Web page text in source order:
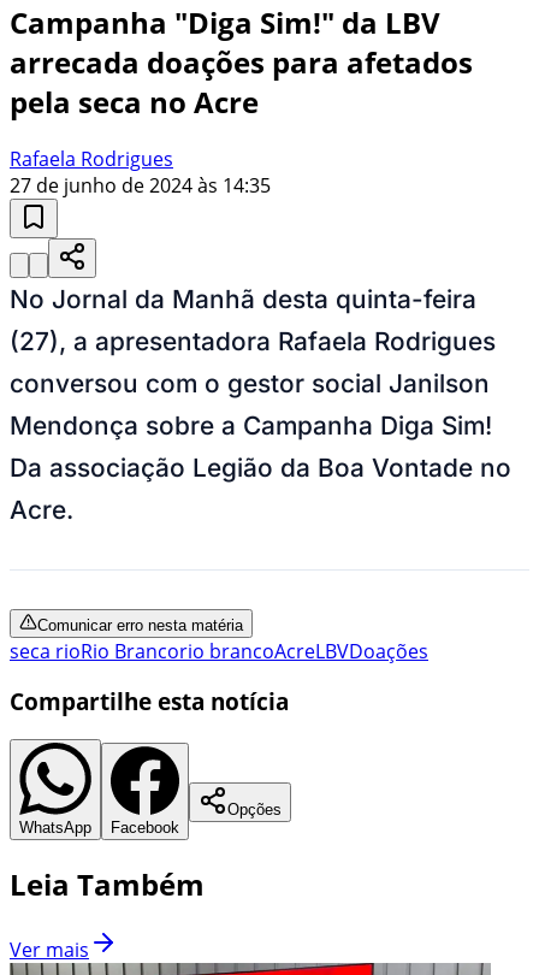
Campanha "Diga Sim!" da LBV
arrecada doações para afetados
pela seca no Acre
Rafaela Rodrigues
27 de junho de 2024 às 14:35
No Jornal da Manhã desta quinta-feira
(27), a apresentadora Rafaela Rodrigues
conversou com o gestor social Janilson
Mendonça sobre a Campanha Diga Sim!
Da associação Legião da Boa Vontade no
Acre.
Comunicar erro nesta matéria
seca rioRio Brancorio brancoAcreLBVDoações
Compartilhe esta notícia
WhatsApp Facebook
Opções
Leia Também
Ver mais